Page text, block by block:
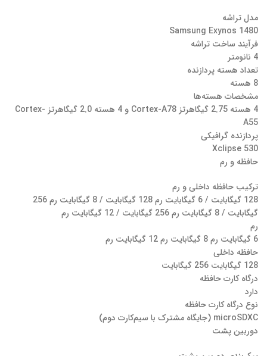
مدل تراشه
Samsung Exynos 1480
فرآیند ساخت تراشه
4 نانومتر
تعداد هسته پردازنده
8 هسته
مشخصات هسته‌ها
4 هسته 2.75 گیگاهرتز Cortex-A78 و 4 هسته 2.0 گیگاهرتز Cortex-
A55
پردازنده گرافیکی
Xclipse 530
حافظه و رم
ترکیب حافظه داخلی و رم
128 گیگابایت / 6 گیگابایت رم 128 گیگابایت / 8 گیگابایت رم 256
گیگابایت / 8 گیگابایت رم 256 گیگابایت / 12 گیگابایت رم
رم
6 گیگابایت رم 8 گیگابایت رم 12 گیگابایت رم
حافظه داخلی
128 گیگابایت 256 گیگابایت
درگاه کارت حافظه
دارد
نوع درگاه کارت حافظه
microSDXC (جایگاه مشترک با سیم‌کارت دوم)
دوربین پشت